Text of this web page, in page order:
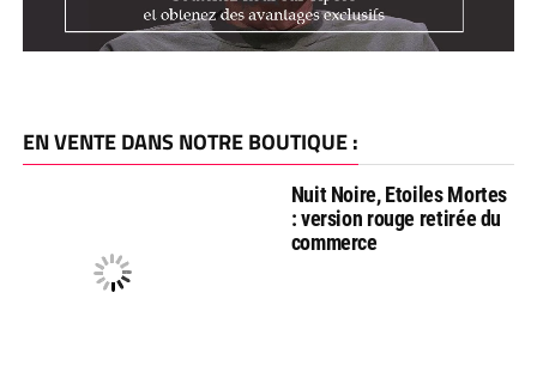
EN VENTE DANS NOTRE BOUTIQUE :
Nuit Noire, Etoiles Mortes
: version rouge retirée du
commerce